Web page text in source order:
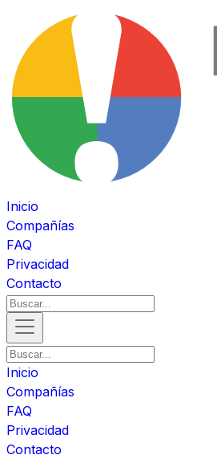
Inicio
Compañías
FAQ
Privacidad
Contacto
Inicio
Compañías
FAQ
Privacidad
Contacto